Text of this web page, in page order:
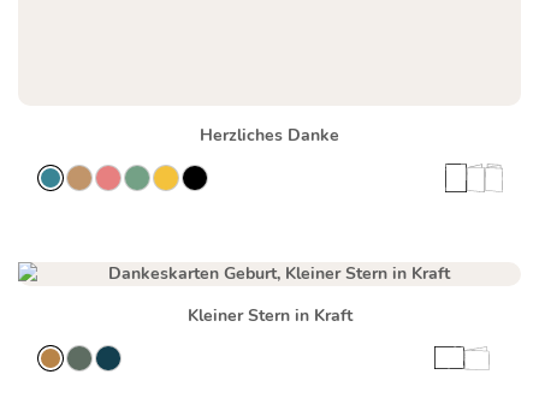
Herzliches Danke
Kleiner Stern in Kraft